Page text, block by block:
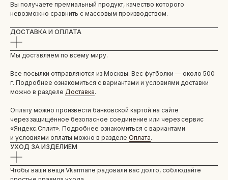
Вы получаете премиальный продукт, качество которого
невозможно сравнить с массовым производством.
ДОСТАВКА И ОПЛАТА
Мы доставляем по всему миру.
Все посылки отправляются из Москвы. Вес футболки — около 500
г. Подробнее ознакомиться с вариантами и условиями доставки
можно в разделе Доставка.
Оплату можно произвести банковской картой на сайте
через защищённое безопасное соединение или через сервис
«Яндекс.Сплит». Подробнее ознакомиться с вариантами
и условиями оплаты можно в разделе Оплата.
УХОД ЗА ИЗДЕЛИЕМ
Чтобы ваши вещи Vkarmane радовали вас долго, соблюдайте